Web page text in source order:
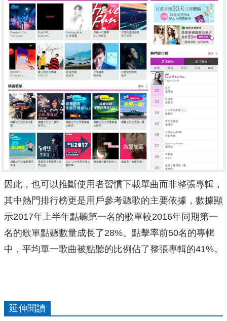
因此，也可以推斷使用者習慣下載單曲而非整張專輯，
其中熱門排行榜更是用戶參考聽歌的主要依據，數據顯
示2017年 上半年點聽第一名的歌單較2016年同期第一
名的歌單點聽數量成長了28%。點擊率前50名的專輯
中， 平均單一歌曲被點聽的比例佔了整張專輯的41%。
延伸閱讀